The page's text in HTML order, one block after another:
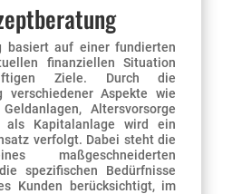
basiert auf einer fundierten
finanziellen Situation
Ziele. Durch die
verschiedener Aspekte wie
Altersvorsorge
als Kapitalanlage wird ein
verfolgt. Dabei steht die
maßgeschneiderten
spezifischen Bedürfnisse
Kunden berücksichtigt, im